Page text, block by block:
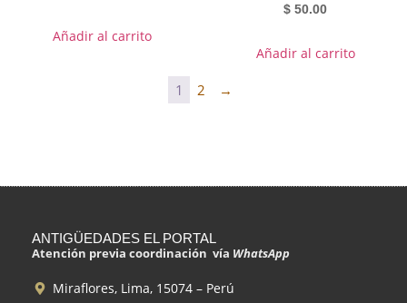
Añadir al carrito
$ 50.00
Añadir al carrito
1 2 →
ANTIGÜEDADES EL PORTAL
Atención previa coordinación vía WhatsApp
Miraflores, Lima, 15074 – Perú